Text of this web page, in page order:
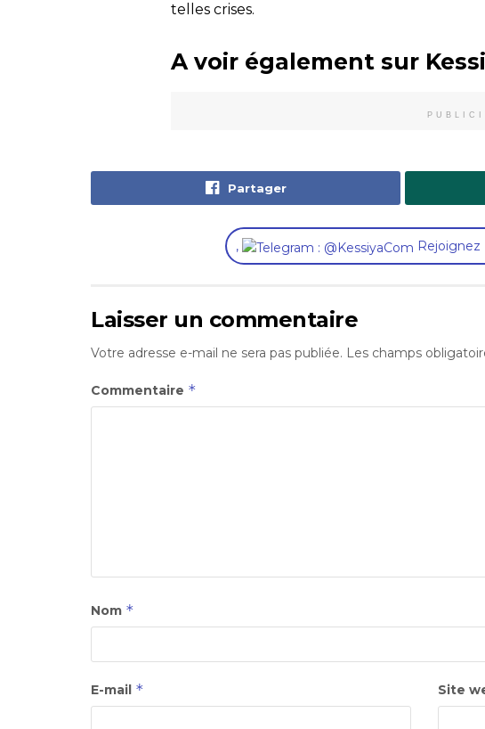
telles crises.
A voir également sur
Partager
, Rejoignez
Laisser un commentaire
Votre adresse e-mail ne sera pas publiée. Les champs
Commentaire *
Nom *
E-mail * Site